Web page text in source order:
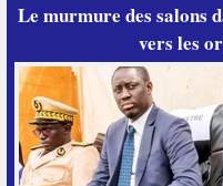
Le murmure des salons
vers les